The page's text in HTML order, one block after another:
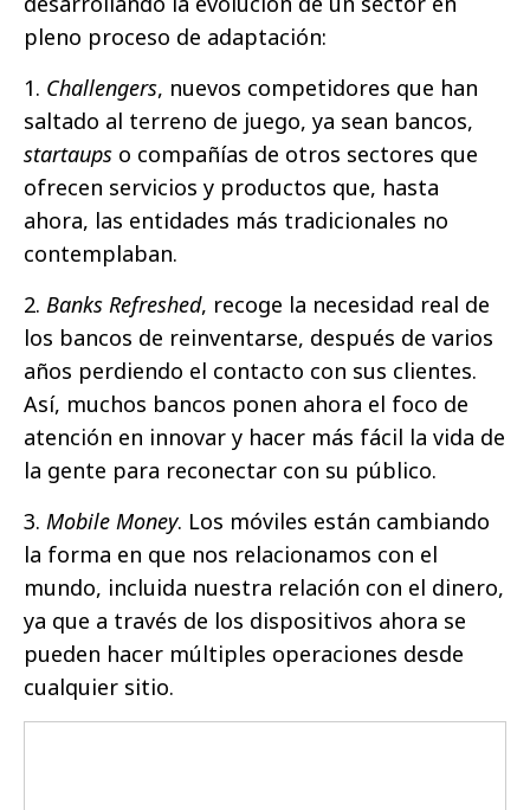
pleno proceso de adaptación:
1. Challengers, nuevos competidores que han
saltado al terreno de juego, ya sean bancos,
startaups o compañías de otros sectores que
ofrecen servicios y productos que, hasta
ahora, las entidades más tradicionales no
contemplaban.
2. Banks Refreshed, recoge la necesidad real de
los bancos de reinventarse, después de varios
años perdiendo el contacto con sus clientes.
Así, muchos bancos ponen ahora el foco de
atención en innovar y hacer más fácil la vida de
la gente para reconectar con su público.
3. Mobile Money. Los móviles están cambiando
la forma en que nos relacionamos con el
mundo, incluida nuestra relación con el dinero,
ya que a través de los dispositivos ahora se
pueden hacer múltiples operaciones desde
cualquier sitio.